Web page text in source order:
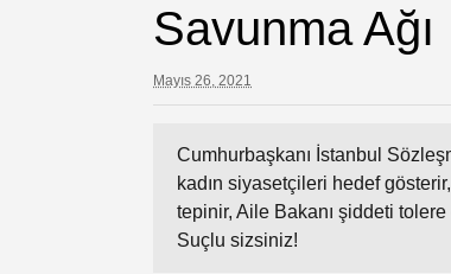
Savunma Ağı
Mayıs 26, 2021
Cumhurbaşkanı İstanbul
kadın siyasetçileri hedef
tepinir, Aile Bakanı şiddeti
Suçlu sizsiniz!